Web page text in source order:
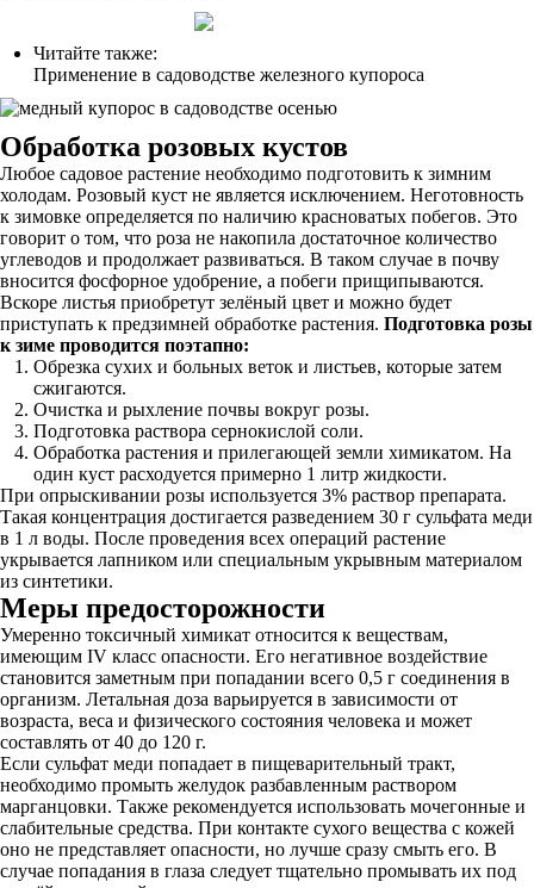
Читайте также:
Применение в садоводстве железного купороса
Обработка розовых кустов
Любое садовое растение необходимо подготовить к зимним
холодам. Розовый куст не является исключением. Неготовность
к зимовке определяется по наличию красноватых побегов. Это
говорит о том, что роза не накопила достаточное количество
углеводов и продолжает развиваться. В таком случае в почву
вносится фосфорное удобрение, а побеги прищипываются.
Вскоре листья приобретут зелёный цвет и можно будет
приступать к предзимней обработке растения. Подготовка розы
к зиме проводится поэтапно:
Обрезка сухих и больных веток и листьев, которые затем
сжигаются.
Очистка и рыхление почвы вокруг розы.
Подготовка раствора сернокислой соли.
Обработка растения и прилегающей земли химикатом. На
один куст расходуется примерно 1 литр жидкости.
При опрыскивании розы используется 3% раствор препарата.
Такая концентрация достигается разведением 30 г сульфата меди
в 1 л воды. После проведения всех операций растение
укрывается лапником или специальным укрывным материалом
из синтетики.
Меры предосторожности
Умеренно токсичный химикат относится к веществам,
имеющим IV класс опасности. Его негативное воздействие
становится заметным при попадании всего 0,5 г соединения в
организм. Летальная доза варьируется в зависимости от
возраста, веса и физического состояния человека и может
составлять от 40 до 120 г.
Если сульфат меди попадает в пищеварительный тракт,
необходимо промыть желудок разбавленным раствором
марганцовки. Также рекомендуется использовать мочегонные и
слабительные средства. При контакте сухого вещества с кожей
оно не представляет опасности, но лучше сразу смыть его. В
случае попадания в глаза следует тщательно промывать их под